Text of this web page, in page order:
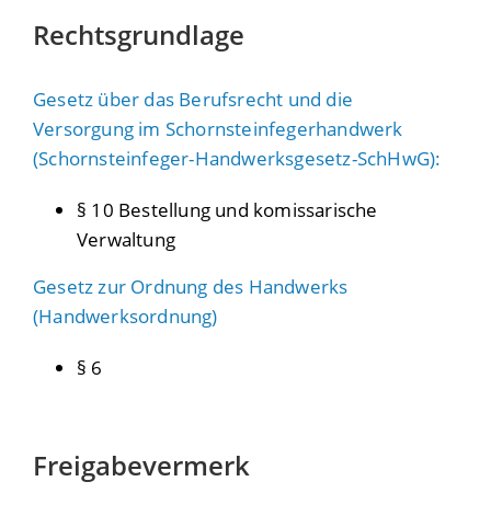
Rechtsgrundlage
Gesetz über das Berufsrecht und die
Versorgung im Schornsteinfegerhandwerk
(Schornsteinfeger-Handwerksgesetz-SchHwG):
§ 10 Bestellung und komissarische
Verwaltung
Gesetz zur Ordnung des Handwerks
(Handwerksordnung)
§ 6
Freigabevermerk